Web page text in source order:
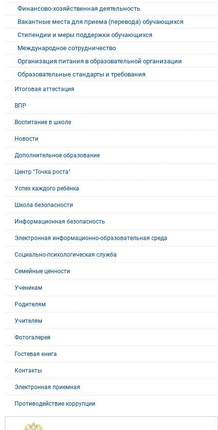
Финансово-хозяйственная деятельность
Вакантные места для приема (перевода) обучающихся
Стипендии и меры поддержки обучающихся
Международное сотрудничество
Организация питания в образовательной организации
Образовательные стандарты и требования
Итоговая аттестация
ВПР
Воспитание в школе
Новости
Дополнительное образование
Центр "Точка роста"
Успех каждого ребёнка
Школа безопасности
Информационная безопасность
Электронная информационно-образовательная среда
Социально-психологическая служба
Семейные ценности
Ученикам
Родителям
Учителям
Фотогалерея
Гостевая книга
Контакты
Электронная приемная
Противодействие коррупции